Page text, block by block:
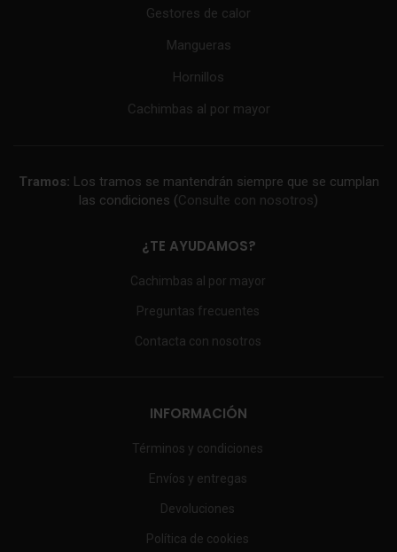
Gestores de calor
Mangueras
Hornillos
Cachimbas al por mayor
Tramos: Los tramos se mantendrán siempre que se cumplan
las condiciones (Consulte con nosotros)
¿TE AYUDAMOS?
Cachimbas al por mayor
Preguntas frecuentes
Contacta con nosotros
INFORMACIÓN
Términos y condiciones
Envíos y entregas
Devoluciones
Política de cookies